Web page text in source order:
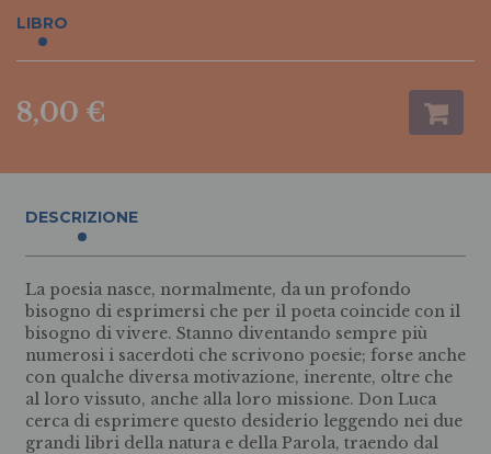
LIBRO
8,00 €
DESCRIZIONE
La poesia nasce, normalmente, da un profondo
bisogno di esprimersi che per il poeta coincide con il
bisogno di vivere. Stanno diventando sempre più
numerosi i sacerdoti che scrivono poesie; forse anche
con qualche diversa motivazione, inerente, oltre che
al loro vissuto, anche alla loro missione. Don Luca
cerca di esprimere questo desiderio leggendo nei due
grandi libri della natura e della Parola, traendo dal